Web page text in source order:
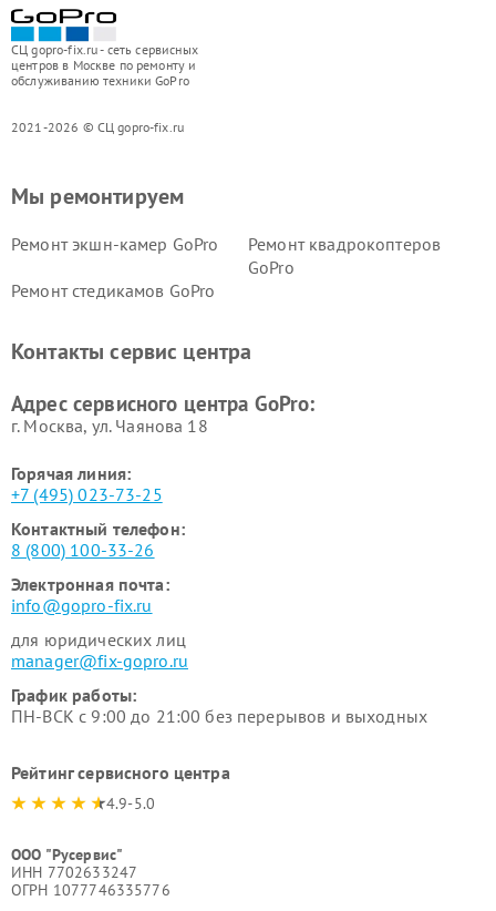
СЦ gopro-fix.ru - сеть сервисных
центров в Москве по ремонту и
обслуживанию техники GoPro
2021-2026 © СЦ gopro-fix.ru
Мы ремонтируем
Ремонт экшн-камер GoPro
Ремонт квадрокоптеров
GoPro
Ремонт стедикамов GoPro
Контакты сервис центра
Адрес сервисного центра GoPro:
г. Москва, ул. Чаянова 18
Горячая линия:
+7 (495) 023-73-25
Контактный телефон:
8 (800) 100-33-26
Электронная почта:
info@gopro-fix.ru
для юридических лиц
manager@fix-gopro.ru
График работы:
ПН-ВСК с 9:00 до 21:00 без перерывов и выходных
Рейтинг сервисного центра
4.9-5.0
ООО "Русервис"
ИНН 7702633247
ОГРН 1077746335776